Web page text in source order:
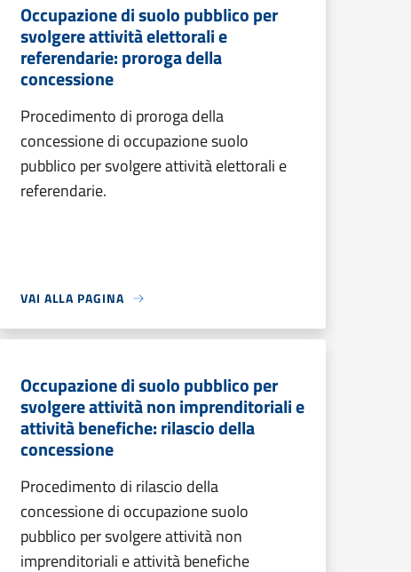
Occupazione di suolo pubblico per
svolgere attività elettorali e
referendarie: proroga della
concessione
Procedimento di proroga della
concessione di occupazione suolo
pubblico per svolgere attività elettorali e
referendarie.
VAI ALLA PAGINA
Occupazione di suolo pubblico per
svolgere attività non imprenditoriali e
attività benefiche: rilascio della
concessione
Procedimento di rilascio della
concessione di occupazione suolo
pubblico per svolgere attività non
imprenditoriali e attività benefiche